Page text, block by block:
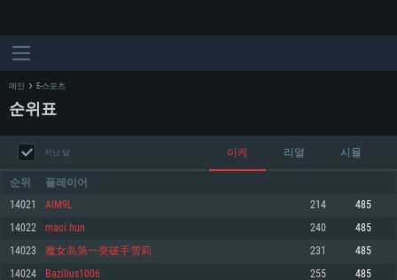
시스템 요구사항
메인 E-스포츠
순위표
지난 달 아케 리얼 시뮬
순위 플레이어
14021 AIM9L 214 485
14022 maci hun 240 485
14023 魔女岛第一突破手雪莉 231 485
14024 Bazilius1006 255 485